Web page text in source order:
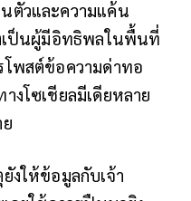
ตัวและความแค้น
เป็นผู้มีอิทธิพลในพื้นที่
พสต์ข้อความด่าทอ
งโซเชียลมีเดียหลาย
งให้ข้อมูลกับเจ้า